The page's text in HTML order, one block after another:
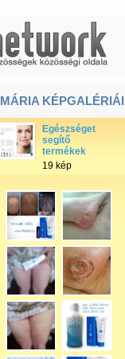
MÁRIA KÉPGALÉRIÁI
Egészséget
segítő
termékek
19 kép